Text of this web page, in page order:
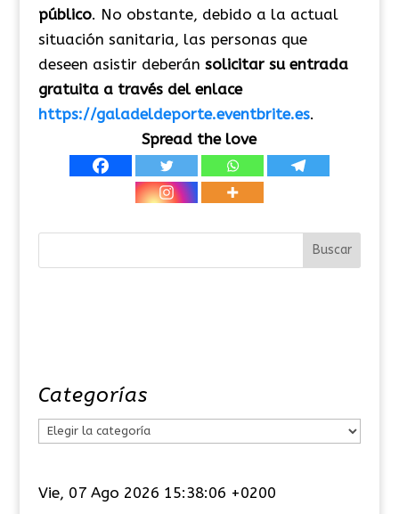
público. No obstante, debido a la actual
situación sanitaria, las personas que
deseen asistir deberán solicitar su entrada
gratuita a través del enlace
https://galadeldeporte.eventbrite.es.
Spread the love
Categorías
e
Vie, 07 Ago 2026 15:38:06 +0200